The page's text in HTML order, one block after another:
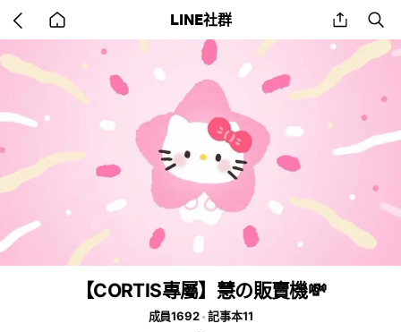
back
to
home
LINE社群 share
【CORTIS專屬】慧の販賣機💸
成員1692
記事本11